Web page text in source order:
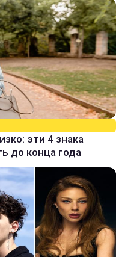
эти 4 знака
до конца года